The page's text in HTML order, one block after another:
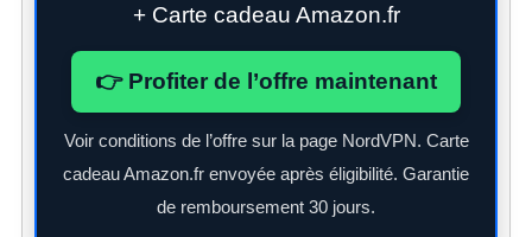
+ Carte cadeau Amazon.fr
👉 Profiter de l’offre maintenant
Voir conditions de l’offre sur la page NordVPN. Carte
cadeau Amazon.fr envoyée après éligibilité. Garantie
de remboursement 30 jours.